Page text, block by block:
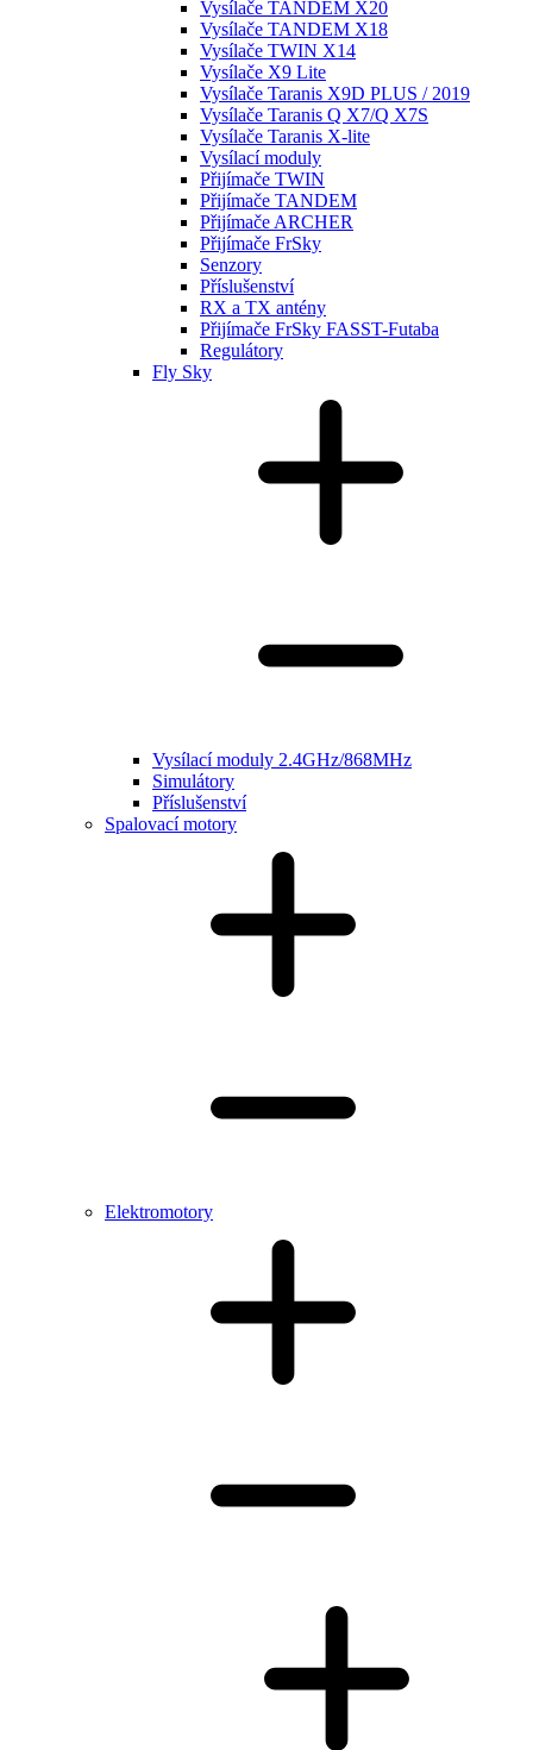
Vysílače TANDEM X20
Vysílače TANDEM X18
Vysílače TWIN X14
Vysílače X9 Lite
Vysílače Taranis X9D PLUS / 2019
Vysílače Taranis Q X7/Q X7S
Vysílače Taranis X-lite
Vysílací moduly
Přijímače TWIN
Přijímače TANDEM
Přijímače ARCHER
Přijímače FrSky
Senzory
Příslušenství
RX a TX antény
Přijímače FrSky FASST-Futaba
Regulátory
Fly Sky
Vysílací moduly 2.4GHz/868MHz
Simulátory
Příslušenství
Spalovací motory
Elektromotory